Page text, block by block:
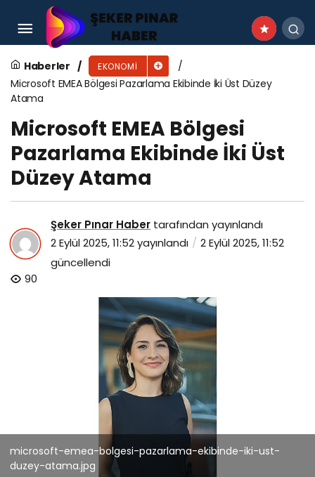
Haberler EKONOMI
Microsoft EMEA Bölgesi Pazarlama Ekibinde İki Üst Düzey
Atama
Microsoft EMEA Bölgesi
Pazarlama Ekibinde İki Üst
Düzey Atama
Şeker Pınar Haber tarafından yayınlandı
2 Eylül 2025, 11:52yayınlandı
2 Eylül 2025, 11:52
güncellendi
90
microsoft-emea-bolgesi-pazarlama-ekibinde-iki-ust-
duzey-atama.jpg
Garanti BBVA’dan ticarete güvence katan
çözüm: Garantili Ödeme